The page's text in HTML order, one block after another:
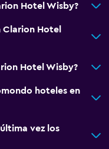
Hotel Wisby?
Hotel
Hotel Wisby?
hoteles en
vez los